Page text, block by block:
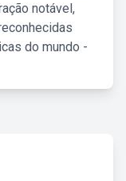
notável,
do mundo -